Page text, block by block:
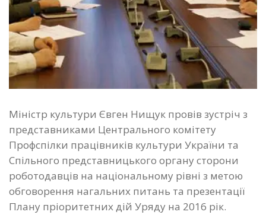
Міністр культури Євген Нищук провів зустріч з
представниками Центрального комітету
Профспілки працівників культури України та
Спільного представницького органу сторони
роботодавців на національному рівні з метою
обговорення нагальних питань та презентації
Плану пріоритетних дій Уряду на 2016 рік.